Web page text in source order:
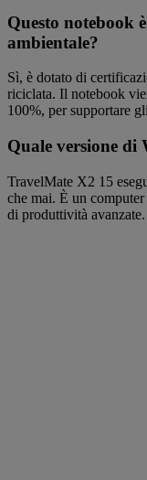
Questo notebook
ambientale?
Sì, è dotato di
riciclata. Il notebook
100%, per supportare
Quale versione di
TravelMate X2 15
che mai. È un
di produttività avanzate.